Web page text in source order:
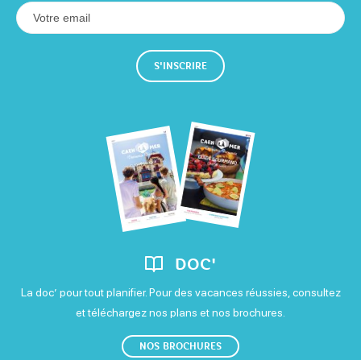
S'INSCRIRE
DOC'
La doc’ pour tout planifier. Pour des vacances réussies, consultez
et téléchargez nos plans et nos brochures.
NOS BROCHURES